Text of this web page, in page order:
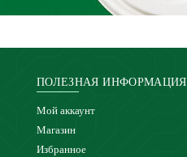
ПОЛЕЗНАЯ ИНФОРМАЦИЯ
Мой аккаунт
Магазин
Избранное